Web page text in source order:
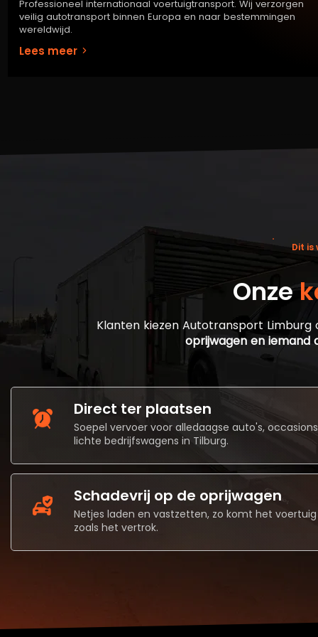
Professioneel internationaal voertuigtransport. Wij verzorgen
veilig autotransport binnen Europa en naar bestemmingen
wereldwijd.
Lees meer
Dit is
Onze
Klanten kiezen Autotransport
oprijwagen en iemand
Direct ter plaatsen
Soepel vervoer voor alledaagse auto's,
lichte bedrijfswagens in Tilburg.
Schadevrij op de oprijwagen
Netjes laden en vastzetten, zo komt het
zoals het vertrok.